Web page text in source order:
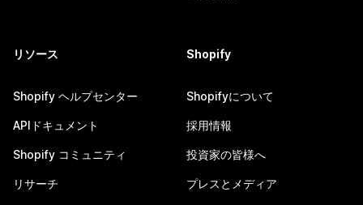
リソース
Shopify ヘルプセンター
APIドキュメント
Shopify コミュニティ
リサーチ
Shopify
Shopifyについて
採用情報
投資家の皆様へ
プレスとメディア